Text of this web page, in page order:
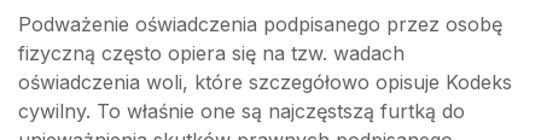
Podważenie oświadczenia podpisanego przez osobę
fizyczną często opiera się na tzw. wadach
oświadczenia woli, które szczegółowo opisuje Kodeks
cywilny. To właśnie one są najczęstszą furtką do